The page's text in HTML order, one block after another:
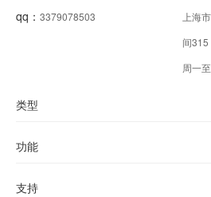
qq： 3379078503
上海
间315
周一
类型
功能
支持